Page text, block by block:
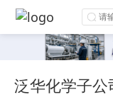
泛华化学子